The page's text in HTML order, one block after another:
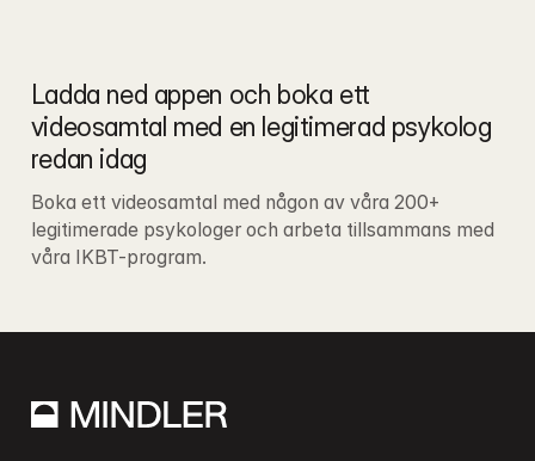
Ladda ned appen och boka ett
videosamtal med en legitimerad psykolog
redan idag
Boka ett videosamtal med någon av våra 200+
legitimerade psykologer och arbeta tillsammans med
våra IKBT-program.